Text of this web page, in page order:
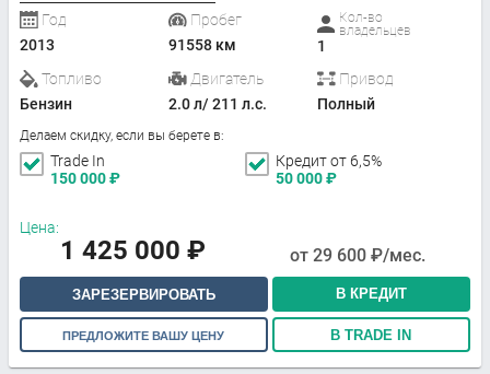
Год
2013
Пробег
91558 км
Кол-во
владельцев
1
Топливо
Бензин
Двигатель
2.0 л/ 211 л.с.
Привод
Полный
Делаем скидку, если вы берете в:
Trade In
150 000₽
Кредит от 6,5%
50 000₽
Цена:
1 425 000 ₽ от 29 600 ₽/мес.
ЗАРЕЗЕРВИРОВАТЬ В КРЕДИТ
ПРЕДЛОЖИТЕ ВАШУ ЦЕНУ В TRADE IN